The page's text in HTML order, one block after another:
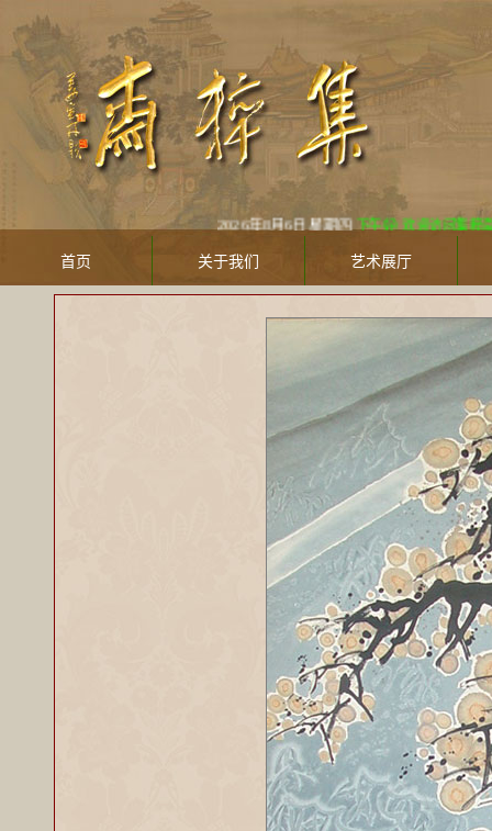
2026年8月6日 星期四 下午好! 欢迎访问集粹斋美
首页 关于我们 艺术展厅